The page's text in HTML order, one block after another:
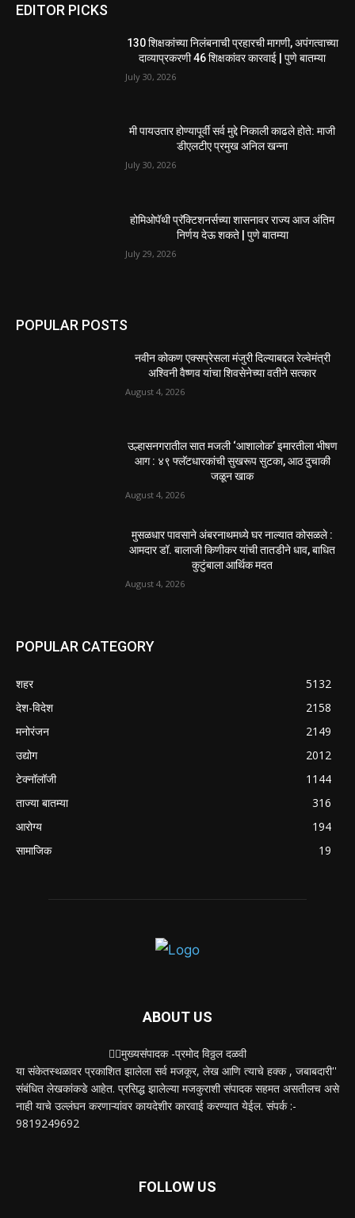
EDITOR PICKS
130 शिक्षकांच्या निलंबनाची प्रहारची मागणी, अपंगत्वाच्या
दाव्याप्रकरणी 46 शिक्षकांवर कारवाई | पुणे बातम्या
July 30, 2026
मी पायउतार होण्यापूर्वी सर्व मुद्दे निकाली काढले होते: माजी
डीएलटीए प्रमुख अनिल खन्ना
July 30, 2026
होमिओपॅथी प्रॅक्टिशनर्सच्या शासनावर राज्य आज अंतिम
निर्णय देऊ शकते | पुणे बातम्या
July 29, 2026
POPULAR POSTS
नवीन कोकण एक्सप्रेसला मंजुरी दिल्याबद्दल रेल्वेमंत्री
अश्विनी वैष्णव यांचा शिवसेनेच्या वतीने सत्कार
August 4, 2026
उल्हासनगरातील सात मजली ‘आशालोक’ इमारतीला भीषण
आग : ४९ फ्लॅटधारकांची सुखरूप सुटका, आठ दुचाकी
जळून खाक
August 4, 2026
मुसळधार पावसाने अंबरनाथमध्ये घर नाल्यात कोसळले :
आमदार डॉ. बालाजी किणीकर यांची तातडीने धाव, बाधित
कुटुंबाला आर्थिक मदत
August 4, 2026
POPULAR CATEGORY
शहर
5132
देश-विदेश
2158
मनोरंजन
2149
उद्योग
2012
टेक्नॉलॉजी
1144
ताज्या बातम्या
316
आरोग्य
194
सामाजिक
19
ABOUT US
✍🏻मुख्यसंपादक -प्रमोद विठ्ठल दळवी
या संकेतस्थळावर प्रकाशित झालेला सर्व मजकूर, लेख आणि त्याचे हक्क , जबाबदारी''
संबंधित लेखकांकडे आहेत. प्रसिद्ध झालेल्या मजकुराशी संपादक सहमत असतीलच असे
नाही याचे उल्लंघन करणाऱ्यांवर कायदेशीर कारवाई करण्यात येईल. संपर्क :-
9819249692
FOLLOW US